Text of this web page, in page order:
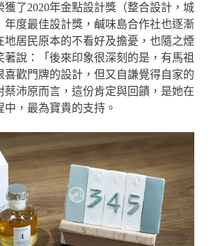
獲了2020年金點設計獎（整合設計，城
年度最佳設計獎，鹹味島合作社也逐漸
地居民原本的不看好及擔憂，也隨之煙
著說：「後來印象很深刻的是，有馬祖
喜歡門牌的設計，但又自謙覺得自家的
蔡沛原而言，這份肯定與回饋，是她在
，最為寶貴的支持。